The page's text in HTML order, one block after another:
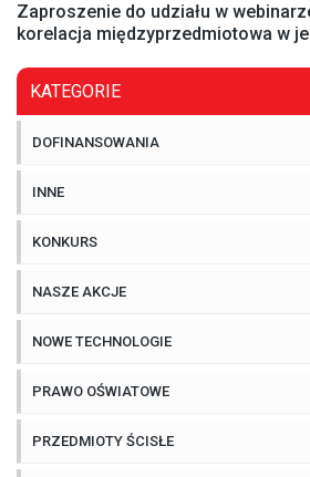
Zaproszenie do udziału w
korelacja międzyprzedmiotowa w
KATEGORIE
DOFINANSOWANIA
INNE
KONKURS
NASZE AKCJE
NOWE TECHNOLOGIE
PRAWO OŚWIATOWE
PRZEDMIOTY ŚCISŁE